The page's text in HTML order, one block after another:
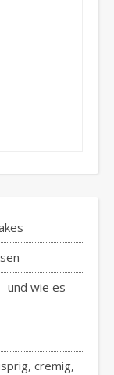
und wie es
cremig,